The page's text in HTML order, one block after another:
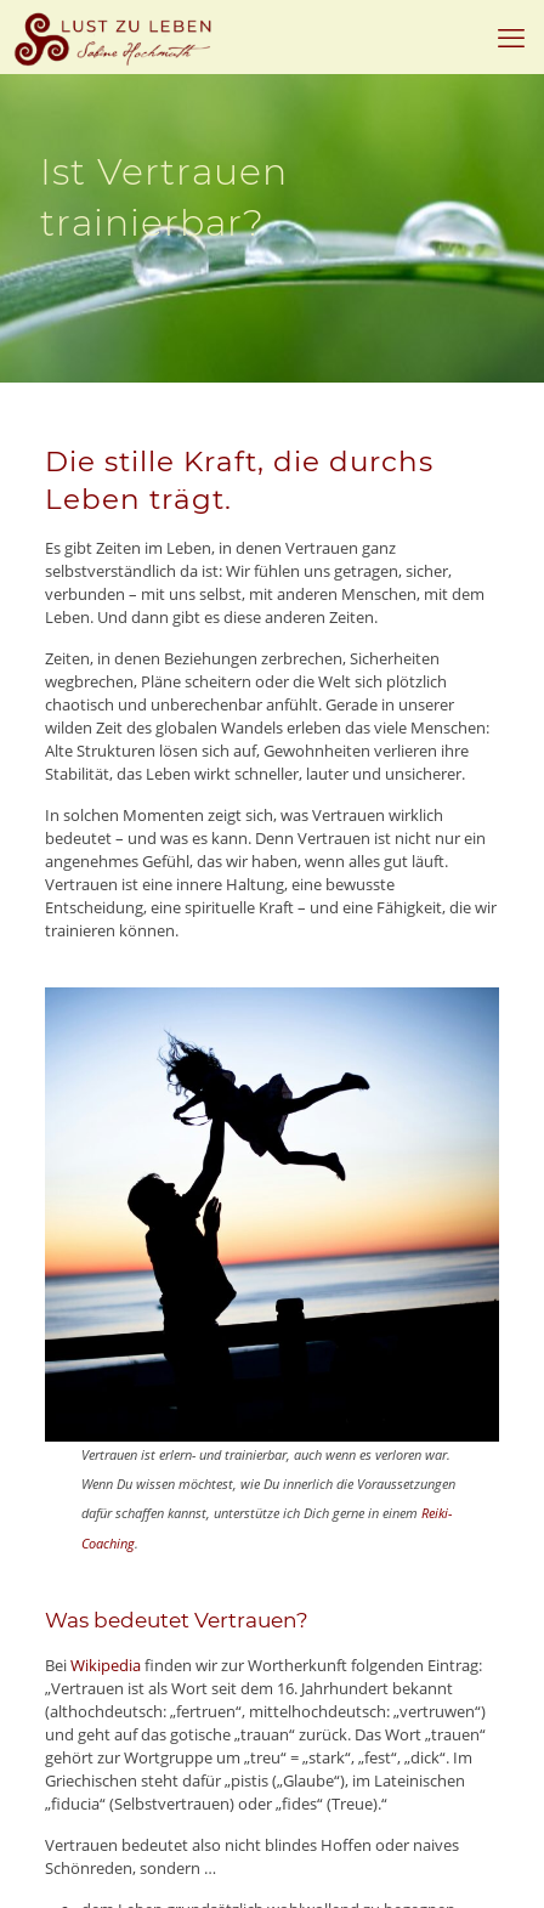
Ist Vertrauen
trainierbar?
Die stille Kraft, die durchs
Leben trägt.
Es gibt Zeiten im Leben, in denen Vertrauen ganz
selbstverständlich da ist: Wir fühlen uns getragen, sicher,
verbunden – mit uns selbst, mit anderen Menschen, mit dem
Leben. Und dann gibt es diese anderen Zeiten.
Zeiten, in denen Beziehungen zerbrechen, Sicherheiten
wegbrechen, Pläne scheitern oder die Welt sich plötzlich
chaotisch und unberechenbar anfühlt. Gerade in unserer
wilden Zeit des globalen Wandels erleben das viele Menschen:
Alte Strukturen lösen sich auf, Gewohnheiten verlieren ihre
Stabilität, das Leben wirkt schneller, lauter und unsicherer.
In solchen Momenten zeigt sich, was Vertrauen wirklich
bedeutet – und was es kann. Denn Vertrauen ist nicht nur ein
angenehmes Gefühl, das wir haben, wenn alles gut läuft.
Vertrauen ist eine innere Haltung, eine bewusste
Entscheidung, eine spirituelle Kraft – und eine Fähigkeit, die wir
trainieren können.
Vertrauen ist erlern- und trainierbar, auch wenn es verloren war.
Wenn Du wissen möchtest, wie Du innerlich die Voraussetzungen
dafür schaffen kannst, unterstütze ich Dich gerne in einem Reiki-
Coaching.
Was bedeutet Vertrauen?
BeiWikipediafinden wir zur Wortherkunft folgenden Eintrag:
„Vertrauen ist als Wort seit dem 16. Jahrhundert bekannt
(althochdeutsch: „fertruen“, mittelhochdeutsch: „vertruwen“)
und geht auf das gotische „trauan“ zurück. Das Wort „trauen“
gehört zur Wortgruppe um „treu“ = „stark“, „fest“, „dick“. Im
Griechischen steht dafür „pistis („Glaube“), im Lateinischen
„fiducia“ (Selbstvertrauen) oder „fides“ (Treue).“
Vertrauen bedeutet also nicht blindes Hoffen oder naives
Schönreden, sondern …